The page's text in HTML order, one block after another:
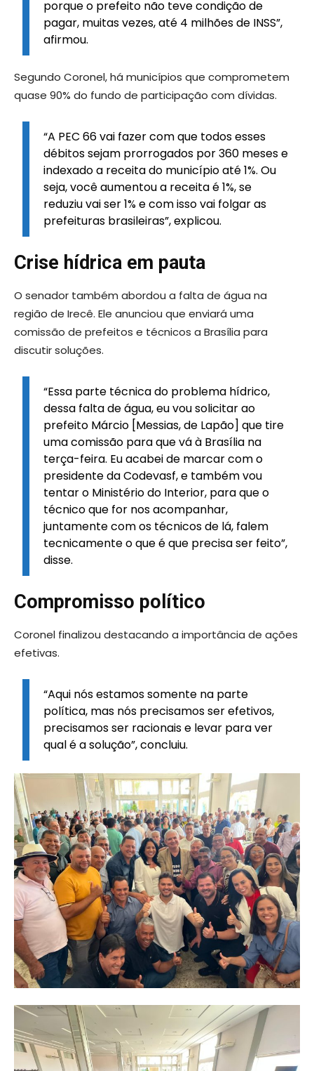
porque o prefeito não teve condição de
pagar, muitas vezes, até 4 milhões de INSS”,
afirmou.
Segundo Coronel, há municípios que comprometem
quase 90% do fundo de participação com dívidas.
“A PEC 66 vai fazer com que todos esses
débitos sejam prorrogados por 360 meses e
indexado a receita do município até 1%. Ou
seja, você aumentou a receita é 1%, se
reduziu vai ser 1% e com isso vai folgar as
prefeituras brasileiras”, explicou.
Crise hídrica em pauta
O senador também abordou a falta de água na
região de Irecê. Ele anunciou que enviará uma
comissão de prefeitos e técnicos a Brasília para
discutir soluções.
“Essa parte técnica do problema hídrico,
dessa falta de água, eu vou solicitar ao
prefeito Márcio [Messias, de Lapão] que tire
uma comissão para que vá à Brasília na
terça-feira. Eu acabei de marcar com o
presidente da Codevasf, e também vou
tentar o Ministério do Interior, para que o
técnico que for nos acompanhar,
juntamente com os técnicos de lá, falem
tecnicamente o que é que precisa ser feito”,
disse.
Compromisso político
Coronel finalizou destacando a importância de ações
efetivas.
“Aqui nós estamos somente na parte
política, mas nós precisamos ser efetivos,
precisamos ser racionais e levar para ver
qual é a solução”, concluiu.